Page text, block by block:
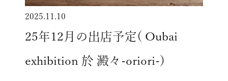
2025.11.10
25年12月の出店予定( Oubai
exhibition 於 澱々-oriori-)